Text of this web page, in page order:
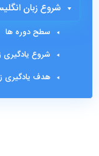
شروع زبان
سطح دوره ها
شروع یادگیری
هدف یادگیری